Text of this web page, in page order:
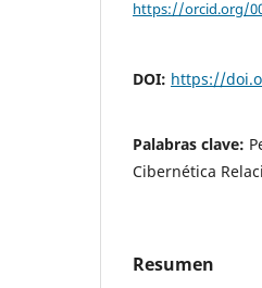
https://orcid.org/
DOI: https://
Palabras clave:
Cibernética
Resumen